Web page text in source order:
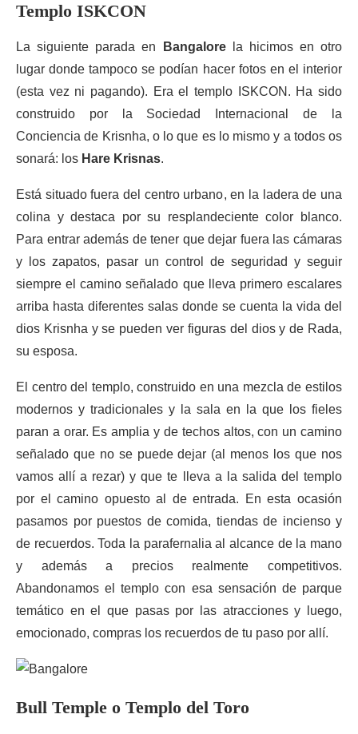
Templo ISKCON
La siguiente parada en Bangalorela hicimos en otro
lugar donde tampoco se podían hacer fotos en el interior
(esta vez ni pagando). Era el templo ISKCON. Ha sido
construido por la Sociedad Internacional de la
Conciencia de Krisnha, o lo que es lo mismo y a todos os
sonará: los Hare Krisnas.
Está situado fuera del centro urbano, en la ladera de una
colina y destaca por su resplandeciente color blanco.
Para entrar además de tener que dejar fuera las cámaras
y los zapatos, pasar un control de seguridad y seguir
siempre el camino señalado que lleva primero escalares
arriba hasta diferentes salas donde se cuenta la vida del
dios Krisnha y se pueden ver figuras del dios y de Rada,
su esposa.
El centro del templo, construido en una mezcla de estilos
modernos y tradicionales y la sala en la que los fieles
paran a orar. Es amplia y de techos altos, con un camino
señalado que no se puede dejar (al menos los que nos
vamos allí a rezar) y que te lleva a la salida del templo
por el camino opuesto al de entrada. En esta ocasión
pasamos por puestos de comida, tiendas de incienso y
de recuerdos. Toda la parafernalia al alcance de la mano
y además a precios realmente competitivos.
Abandonamos el templo con esa sensación de parque
temático en el que pasas por las atracciones y luego,
emocionado, compras los recuerdos de tu paso por allí.
Bull Temple o Templo del Toro